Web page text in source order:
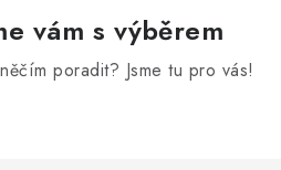
vám s výběrem
poradit? Jsme tu pro vás!